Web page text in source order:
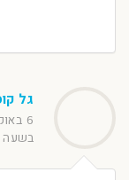
גל
6 באוקטובר 2019
בשעה 14:19